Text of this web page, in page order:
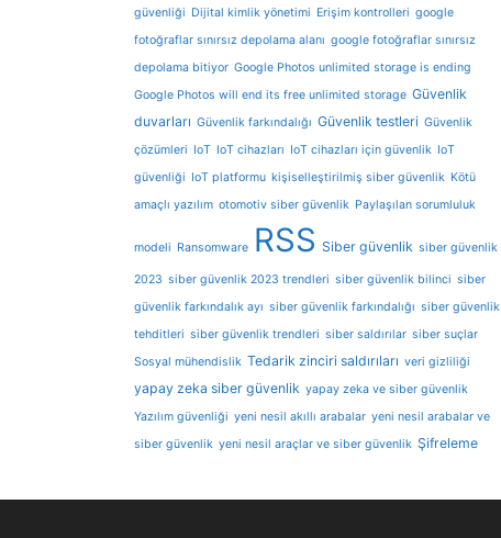
güvenliği Dijital kimlik yönetimi Erişim kontrolleri google
fotoğraflar sınırsız depolama alanı google fotoğraflar sınırsız
depolama bitiyor Google Photos unlimited storage is ending
Google Photos will end its free unlimited storage Güvenlik
duvarları Güvenlik farkındalığı Güvenlik testleri Güvenlik
çözümleri IoT IoT cihazları IoT cihazları için güvenlik IoT
güvenliği IoT platformu kişiselleştirilmiş siber güvenlik Kötü
amaçlı yazılım otomotiv siber güvenlik Paylaşılan sorumluluk
modeli Ransomware RSS Siber güvenlik siber güvenlik
2023 siber güvenlik 2023 trendleri siber güvenlik bilinci siber
güvenlik farkındalık ayı siber güvenlik farkındalığı siber güvenlik
tehditleri siber güvenlik trendleri siber saldırılar siber suçlar
Sosyal mühendislik Tedarik zinciri saldırıları veri gizliliği
yapay zeka siber güvenlik yapay zeka ve siber güvenlik
Yazılım güvenliği yeni nesil akıllı arabalar yeni nesil arabalar ve
siber güvenlik yeni nesil araçlar ve siber güvenlik Şifreleme